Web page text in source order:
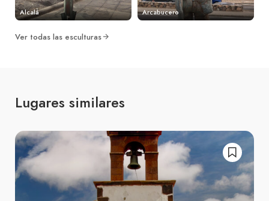
Alcalá Arcabucero
Ver todas las esculturas
Lugares similares